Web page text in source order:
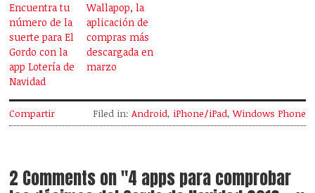
Encuentra tu
número de la
suerte para El
Gordo con la
app Lotería de
Navidad
Wallapop, la
aplicación de
compras más
descargada en
marzo
Compartir Filed in: Android, iPhone/iPad,Windows Phone
2 Comments on "4 apps para comprobar